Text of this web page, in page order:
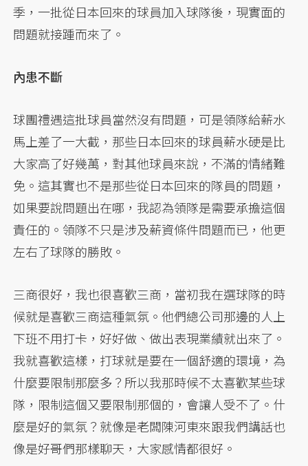
季，一批從日本回來的球員加入球隊後，現實面的
問題就接踵而來了。
內患不斷
球團禮遇這批球員當然沒有問題，可是領隊給薪水
馬上差了一大截，那些日本回來的球員薪水硬是比
大家高了好幾萬，對其他球員來說，不滿的情緒難
免。這其實也不是那些從日本回來的隊員的問題，
如果要說問題出在哪，我認為領隊是需要承擔這個
責任的。領隊不只是涉及薪資條件問題而已，他更
左右了球隊的勝敗。
三商很好，我也很喜歡三商，當初我在選球隊的時
候就是喜歡三商這種氣氛。他們總公司那邊的人上
下班不用打卡，好好做、做出表現業績就出來了。
我就喜歡這樣，打球就是要在一個舒適的環境，為
什麼要限制那麼多？所以我那時候不太喜歡某些球
隊，限制這個又要限制那個的，會讓人受不了。什
麼是好的氣氛？就像是老闆陳河東來跟我們講話也
像是好哥們那樣聊天，大家感情都很好。